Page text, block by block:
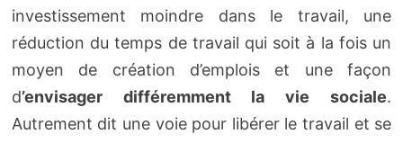
investissement moindre dans le travail, une
réduction du temps de travail qui soit à la fois un
moyen de création d’emplois et une façon
d’envisager différemment la vie sociale.
Autrement dit une voie pour libérer le travail et se